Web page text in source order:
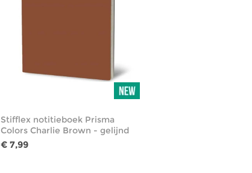
Stifflex notitieboek Prisma
Colors Charlie Brown - gelijnd
€ 7,99